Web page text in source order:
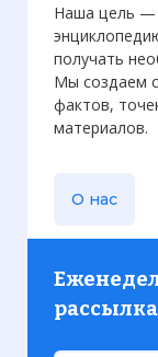
Наша цель —
получать
Мы создаем
фактов,
материалов.
О нас
рассылка